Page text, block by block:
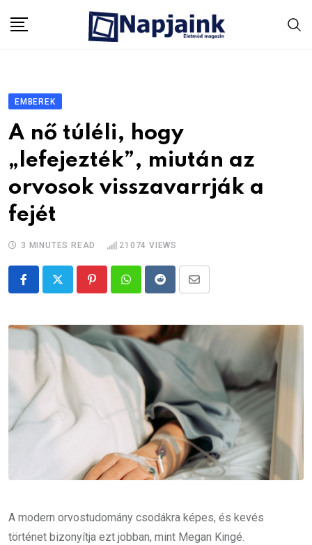
EMBEREK
A nő túléli, hogy
„lefejezték”, miután az
orvosok visszavarrják a
fejét
3 MINUTES READ 21074 VIEWS
PinterestWhatsappRedditShare
Email
A modern orvostudomány csodákra képes, és kevés
történet bizonyítja ezt jobban, mint Megan Kingé.